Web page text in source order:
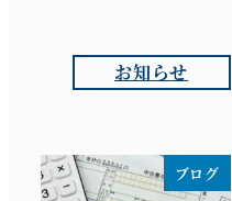
お知らせ
ブログ